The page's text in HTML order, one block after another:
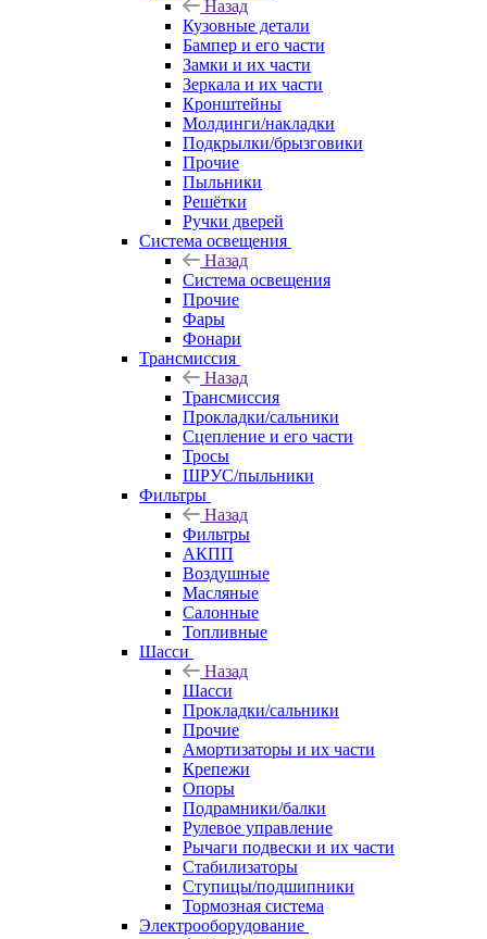
Назад
Кузовные детали
Бампер и его части
Замки и их части
Зеркала и их части
Кронштейны
Молдинги/накладки
Подкрылки/брызговики
Прочие
Пыльники
Решётки
Ручки дверей
Система освещения
Назад
Система освещения
Прочие
Фары
Фонари
Трансмиссия
Назад
Трансмиссия
Прокладки/сальники
Сцепление и его части
Тросы
ШРУС/пыльники
Фильтры
Назад
Фильтры
АКПП
Воздушные
Масляные
Салонные
Топливные
Шасси
Назад
Шасси
Прокладки/сальники
Прочие
Амортизаторы и их части
Крепежи
Опоры
Подрамники/балки
Рулевое управление
Рычаги подвески и их части
Стабилизаторы
Ступицы/подшипники
Тормозная система
Электрооборудование